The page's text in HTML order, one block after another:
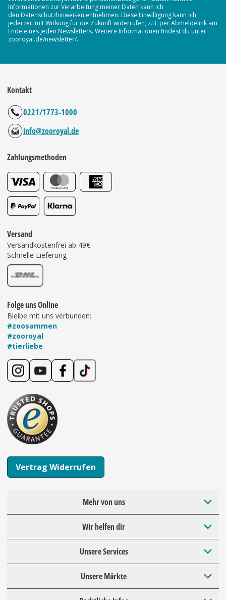
Informationen zur Verarbeitung meiner Daten kann ich
den Datenschutzhinweisen entnehmen. Diese Einwilligung kann ich
jederzeit mit Wirkung für die Zukunft widerrufen, z.B. per Abmeldelink am
Ende eines jeden Newsletters. Weitere Informationen findest du unter
zooroyal.de/newsletter/.
Kontakt
0221/1773-1000
info@zooroyal.de
Zahlungsmethoden
Versand
Versandkostenfrei ab 49€
Schnelle Lieferung
Folge uns Online
Bleibe mit uns verbunden:
#zoosammen
#zooroyal
#tierliebe
Vertrag Widerrufen
Mehr von uns
Wir helfen dir
Unsere Services
Unsere Märkte